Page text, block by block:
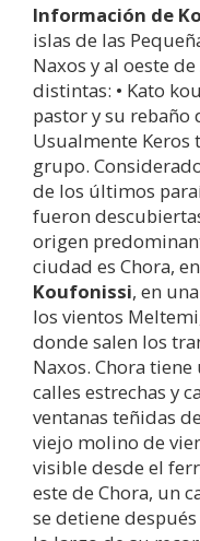
Información de
islas de las
Naxos y al oeste
distintas: • Kato
pastor y su rebaño
Usualmente Keros
grupo.
de los últimos
fueron
origen
ciudad es Chora,
Koufonissi, en
los vientos
donde salen los
Naxos. Chora
calles estrechas y
ventanas teñidas
viejo molino de
visible desde el
este de Chora, un
se detiene